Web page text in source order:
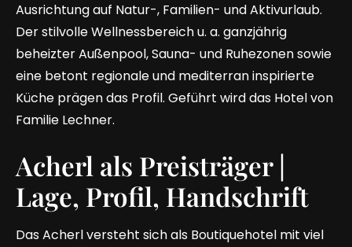
Ausrichtung auf Natur-, Familien- und Aktivurlaub.
Der stilvolle Wellnessbereich u. a. ganzjährig
beheizter Außenpool, Sauna- und Ruhezonen sowie
eine betont regionale und mediterran inspirierte
Küche prägen das Profil. Geführt wird das Hotel von
Familie Lechner.
Acherl als Preisträger |
Lage, Profil, Handschrift
Das Acherl versteht sich als Boutiquehotel mit viel